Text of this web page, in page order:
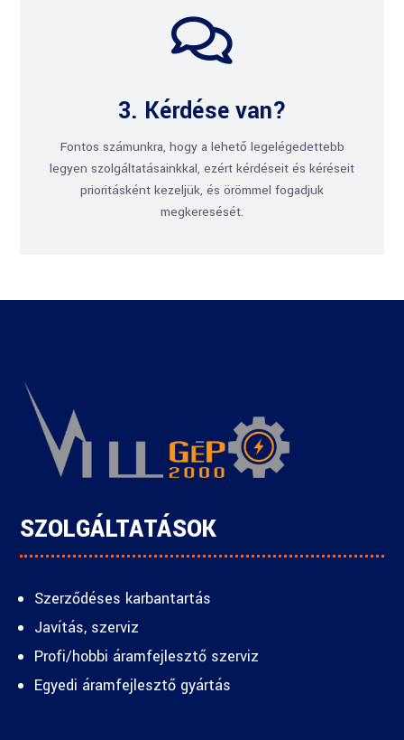

3. Kérdése van?
Fontos számunkra, hogy a lehető legelégedettebb
legyen szolgáltatásainkkal, ezért kérdéseit és kéréseit
prioritásként kezeljük, és örömmel fogadjuk
megkeresését.
SZOLGÁLTATÁSOK
Szerződéses karbantartás
Javítás, szerviz
Profi/hobbi áramfejlesztő szerviz
Egyedi áramfejlesztő gyártás